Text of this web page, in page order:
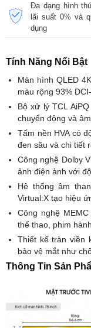
Đa dạng hình
lãi suất 0% và
dụng
Tính Năng Nổi Bật
Màn hình QLED
màu rộng 93%
Bộ xử lý TCL
chuyển động và
Tấm nền HVA có
đen sâu và chi tiết
Công nghệ Dolby
ảnh điện ảnh với
Hệ thống âm
Virtual:X tạo hiệu
Công nghệ
thể thao, phim
Thiết kế tràn viền
bảo vệ mắt như
Thông Tin Sản